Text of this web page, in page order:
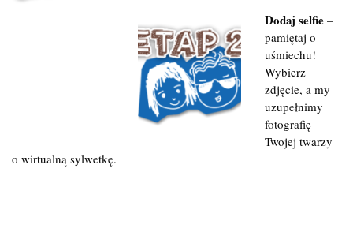
Dodaj selfie –
pamiętaj o
uśmiechu!
Wybierz
zdjęcie, a my
uzupełnimy
fotografię
Twojej twarzy
o wirtualną sylwetkę.